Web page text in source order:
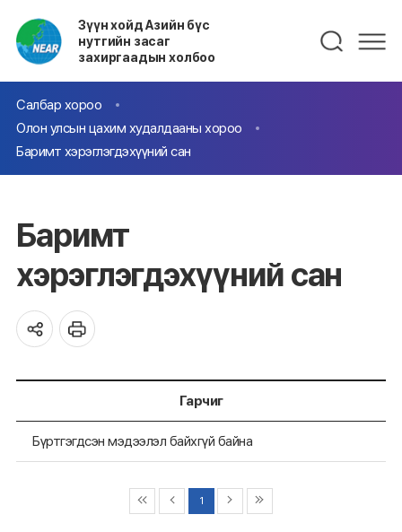
Зүүн хойд Азийн бүс
нутгийн засаг
захиргаадын холбоо
Салбар хороо
Олон улсын цахим худалдааны хороо
Баримт хэрэглэгдэхүүний сан
Баримт
хэрэглэгдэхүүний сан
Гарчиг
Бүртгэгдсэн мэдээлэл байхгүй байна
1